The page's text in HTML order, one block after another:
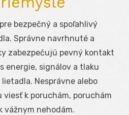
bezpečný a spoľahlivý
Správne navrhnuté a
zabezpečujú pevný kontakt
energie, signálov a tlaku
Nesprávne alebo
viesť k poruchám, poruchám
vážnym nehodám.